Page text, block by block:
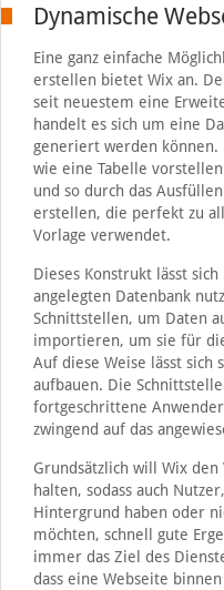
Dynamische
Eine ganz einfache
erstellen bietet Wix an.
seit neuestem eine
handelt es sich um eine
generiert werden können.
wie eine Tabelle
und so durch das
erstellen, die perfekt zu
Vorlage verwendet.
Dieses Konstrukt lässt
angelegten Datenbank
Schnittstellen, um Daten
importieren, um sie für
Auf diese Weise lässt sich
aufbauen. Die
fortgeschrittene
zwingend auf das
Grundsätzlich will Wix
halten, sodass auch
Hintergrund haben oder
möchten, schnell gute
immer das Ziel des
dass eine Webseite